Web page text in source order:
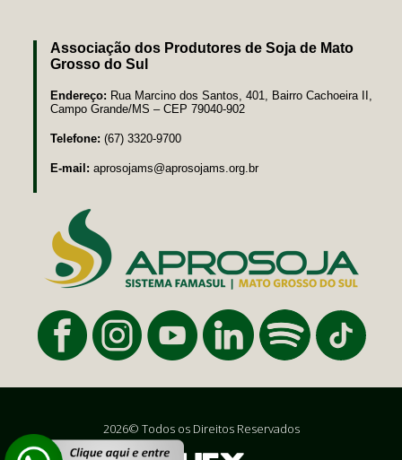
Associação dos Produtores de Soja de Mato
Grosso do Sul
Endereço: Rua Marcino dos Santos, 401, Bairro Cachoeira II,
Campo Grande/MS – CEP 79040-902
Telefone: (67) 3320-9700
E-mail: aprosojams@aprosojams.org.br
2026© Todos os Direitos Reservados